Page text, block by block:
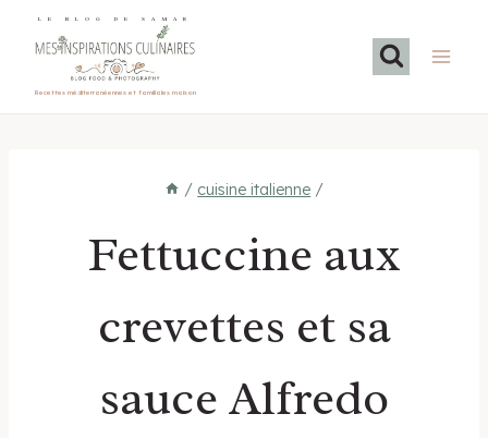
LE BLOG DE SAMAR
Recettes méditerranéennes et familiales maison
/ cuisine italienne /
Fettuccine aux
crevettes et sa
sauce Alfredo